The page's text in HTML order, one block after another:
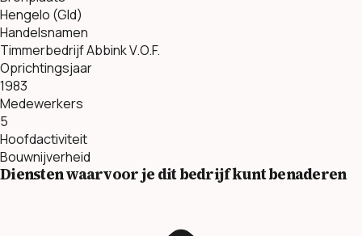
Hengelo (Gld)
Handelsnamen
Timmerbedrijf Abbink V.O.F.
Oprichtingsjaar
1983
Medewerkers
5
Hoofdactiviteit
Bouwnijverheid
Diensten waarvoor je dit bedrijf kunt benaderen